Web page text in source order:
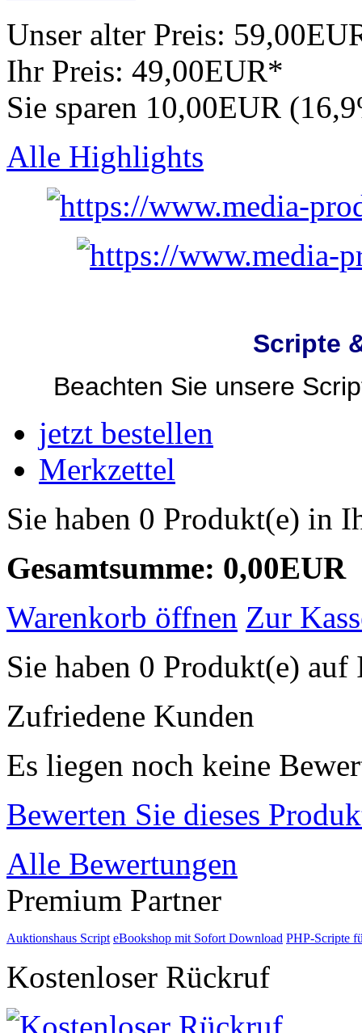
Unser alter Preis:
Ihr Preis: 49,00EUR*
Sie sparen 10,00EUR
Alle Highlights
Scripte
Beachten Sie unsere
jetzt bestellen
Merkzettel
Sie haben 0 Produkt(e) in
Gesamtsumme: 0,00EUR
Warenkorb öffnen Zur
Sie haben 0 Produkt(e)
Zufriedene Kunden
Es liegen noch keine
Bewerten Sie dieses
Alle Bewertungen
Premium Partner
Auktionshaus Script eBookshop mit Sofort Download PHP-Scripte
Kostenloser Rückruf